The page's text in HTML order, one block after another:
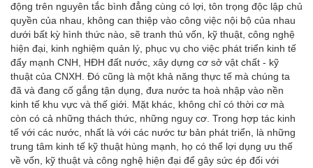
động trên nguyên tắc bình đẳng cùng có lợi, tôn trọng độc lập chủ
quyền của nhau, không can thiệp vào công việc nội bộ của nhau
dưới bất kỳ hình thức nào, sẽ tranh thủ vốn, kỹ thuật, công nghệ
hiện đại, kinh nghiệm quản lý, phục vụ cho việc phát triển kinh tế
đẩy mạnh CNH, HĐH đất nước, xây dựng cơ sở vật chất - kỹ
thuật của CNXH. Đó cũng là một khả năng thực tế mà chúng ta
đã và đang cố gắng tận dụng, đưa nước ta hoà nhập vào nền
kinh tế khu vực và thế giới. Mặt khác, không chỉ có thời cơ mà
còn có cả những thách thức, những nguy cơ. Trong hợp tác kinh
tế với các nước, nhất là với các nước tư bản phát triển, là những
trung tâm kinh tế kỹ thuật hùng mạnh, họ có thể lợi dụng ưu thế
về vốn, kỹ thuật và công nghệ hiện đại để gây sức ép đối với